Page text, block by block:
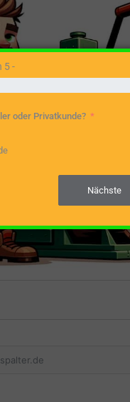
5 -
oder Privatkunde?
Nächste